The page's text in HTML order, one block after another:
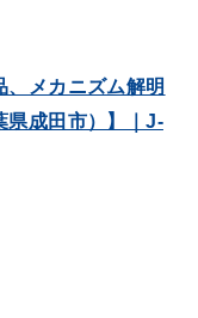
、メカニズム解明
県成田市）】｜J-